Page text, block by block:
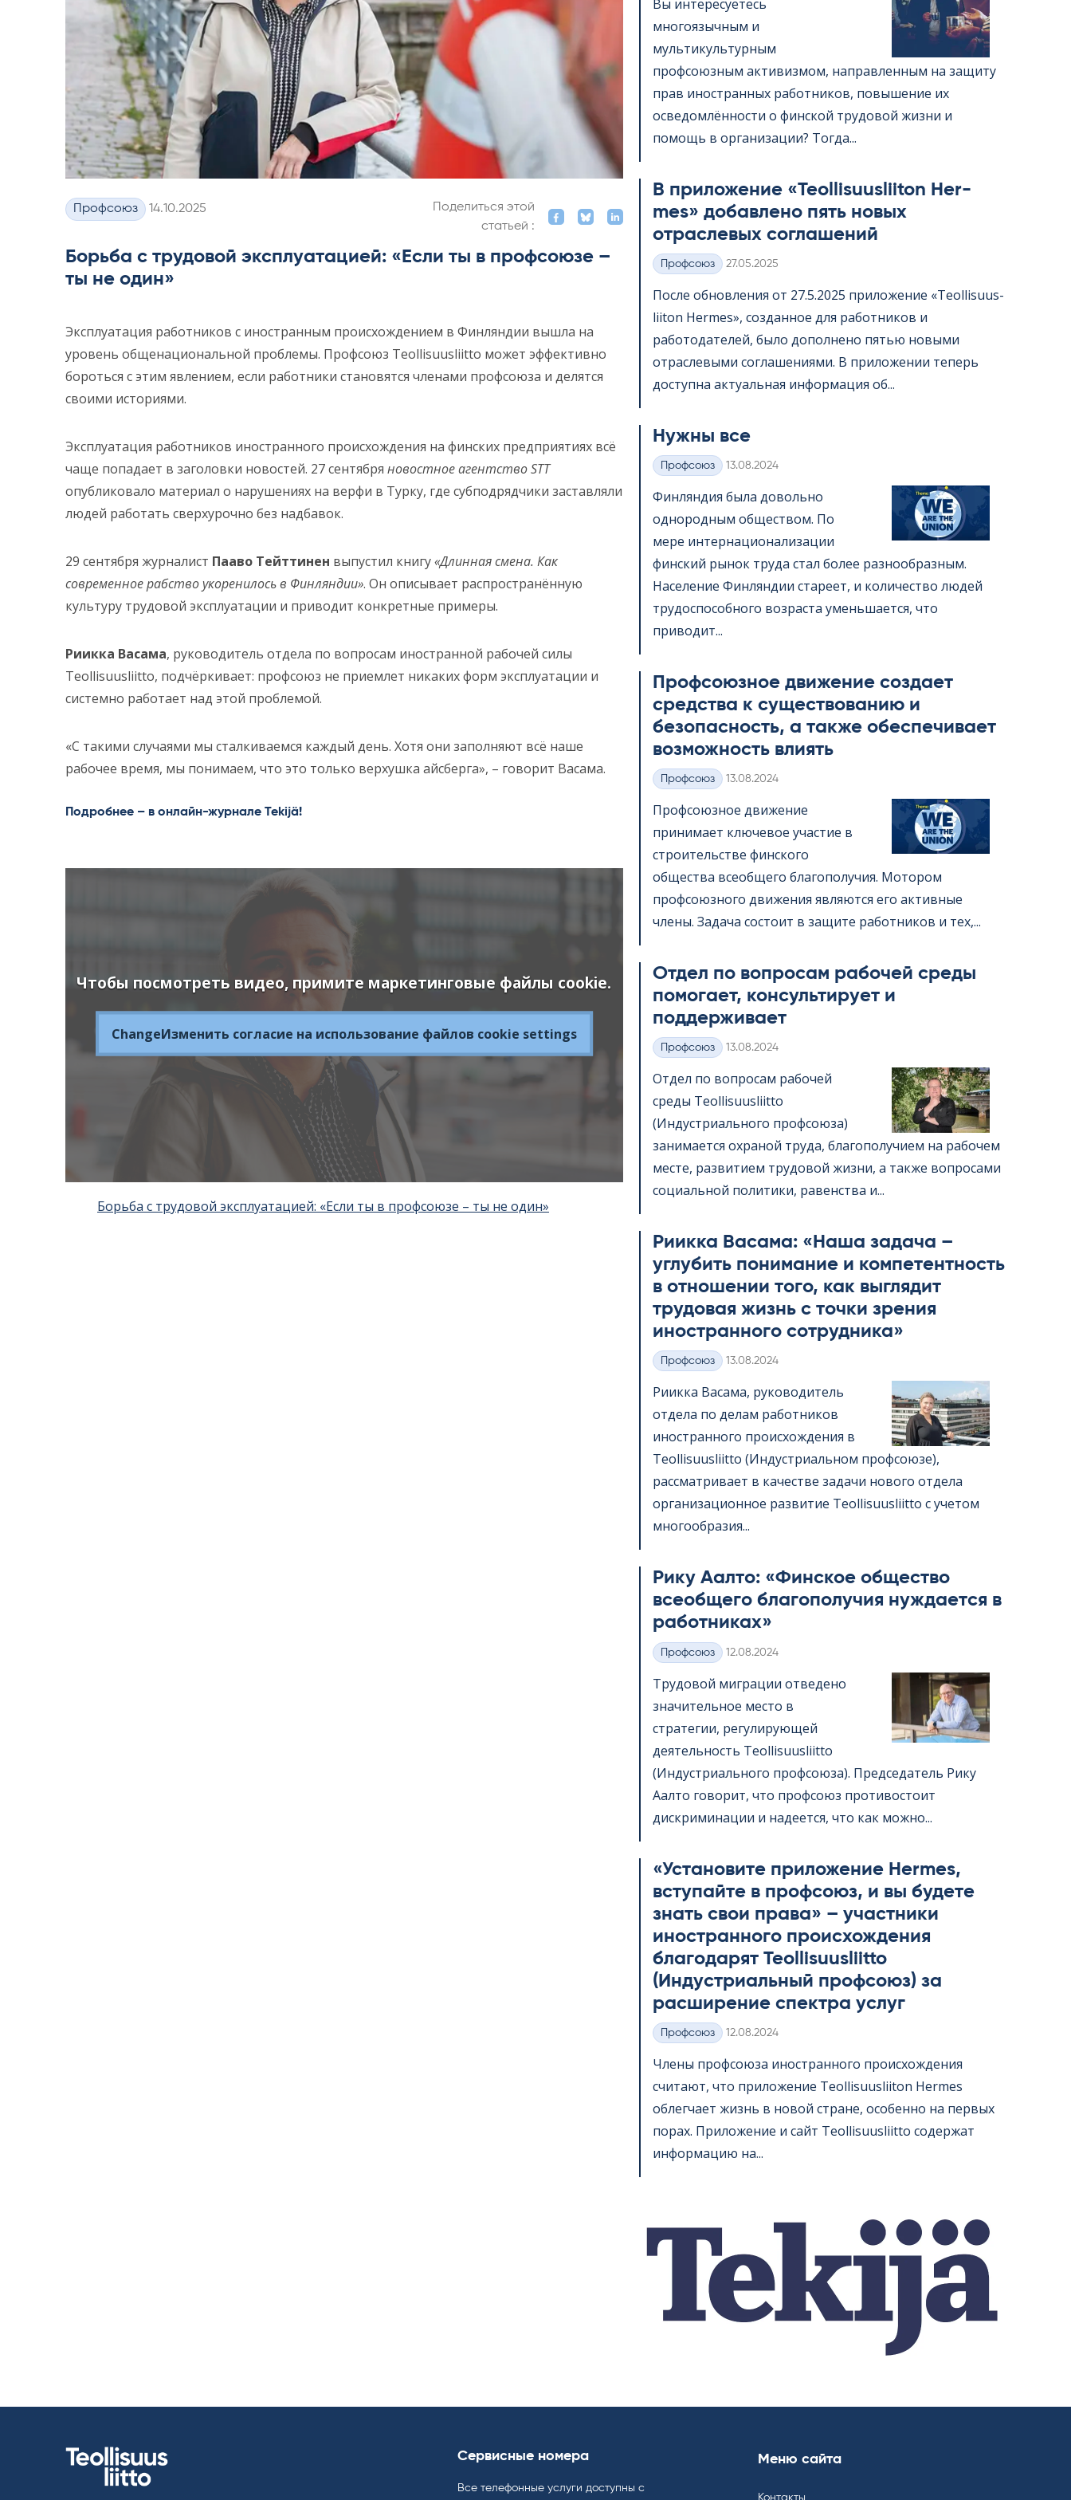
Категории
Профсоюз Kirjoitettu
14.10.2025
Поделиться этой
статьей :
Борьба с трудовой эксплуатацией: «Если ты в профсоюзе –
ты не один»
Эксплуатация работников с иностранным происхождением в Финляндии вышла на
уровень общенациональной проблемы. Профсоюз Teollisuusliitto может эффективно
бороться с этим явлением, если работники становятся членами профсоюза и делятся
своими историями.
Эксплуатация работников иностранного происхождения на финских предприятиях всё
чаще попадает в заголовки новостей. 27 сентября новостное агентство STT
опубликовало материал о нарушениях на верфи в Турку, где субподрядчики заставляли
людей работать сверхурочно без надбавок.
29 сентября журналист Пааво Тейттинен выпустил книгу«Длинная смена. Как
современное рабство укоренилось в Финляндии». Он описывает распространённую
культуру трудовой эксплуатации и приводит конкретные примеры.
Риикка Васама, руководитель отдела по вопросам иностранной рабочей силы
Teollisuusliitto, подчёркивает: профсоюз не приемлет никаких форм эксплуатации и
системно работает над этой проблемой.
«С такими случаями мы сталкиваемся каждый день. Хотя они заполняют всё наше
рабочее время, мы понимаем, что это только верхушка айсберга», – говорит Васама.
Подробнее – в онлайн-журнале Tekijä!
Чтобы посмотреть видео, примите маркетинговые файлы cookie.
ChangeИзменить согласие на использование файлов cookie settings
Борьба с трудовой эксплуатацией: «Если ты в профсоюзе – ты не один»
Вы интересуетесь
многоязычным и
мультикультурным
профсоюзным активизмом, направленным на защиту
прав иностранных работников, повышение их
осведомлённости о финской трудовой жизни и
помощь в организации? Тогда...
В приложение «Teol­li­suus­lii­ton Her­
mes» добавлено пять новых
отраслевых соглашений
Категории
Профсоюз Kirjoitettu
27.05.2025
После обновления от 27.5.2025 приложение «Teol­li­suus­
lii­ton Her­mes», созданное для работников и
работодателей, было дополнено пятью новыми
отраслевыми соглашениями. В приложении теперь
доступна актуальная информация об...
Нужны все
Категории
Профсоюз Kirjoitettu
13.08.2024
Финляндия была довольно
однородным обществом. По
мере интернационализации
финский рынок труда стал более разнообразным.
Население Финляндии стареет, и количество людей
трудоспособного возраста уменьшается, что
приводит...
Профсоюзное движение создает
средства к существованию и
безопасность, а также обеспечивает
возможность влиять
Категории
Профсоюз Kirjoitettu
13.08.2024
Профсоюзное движение
принимает ключевое участие в
строительстве финского
общества всеобщего благополучия. Мотором
профсоюзного движения являются его активные
члены. Задача состоит в защите работников и тех,...
Отдел по вопросам рабочей среды
помогает, консультирует и
поддерживает
Категории
Профсоюз Kirjoitettu
13.08.2024
Отдел по вопросам рабочей
среды Teol­li­suus­liitto
(Индустриального профсоюза)
занимается охраной труда, благополучием на рабочем
месте, развитием трудовой жизни, а также вопросами
социальной политики, равенства и...
Риикка Васама: «Наша задача –
углубить понимание и компетентность
в отношении того, как выглядит
трудовая жизнь с точки зрения
иностранного сотрудника»
Категории
Профсоюз Kirjoitettu
13.08.2024
Риикка Васама, руководитель
отдела по делам работников
иностранного происхождения в
Teol­li­suus­liitto (Индустриальном профсоюзе),
рассматривает в качестве задачи нового отдела
организационное развитие Teol­li­suus­liitto с учетом
многообразия...
Рику Аалто: «Финское общество
всеобщего благополучия нуждается в
работниках»
Категории
Профсоюз Kirjoitettu
12.08.2024
Трудовой миграции отведено
значительное место в
стратегии, регулирующей
деятельность Teol­li­suus­liitto
(Индустриального профсоюза). Председатель Рику
Аалто говорит, что профсоюз противостоит
дискриминации и надеется, что как можно...
«Установите приложение Her­mes,
вступайте в профсоюз, и вы будете
знать свои права» – участники
иностранного происхождения
благодарят Teol­li­suus­liitto
(Индустриальный профсоюз) за
расширение спектра услуг
Категории
Профсоюз Kirjoitettu
12.08.2024
Члены профсоюза иностранного происхождения
считают, что приложение Teol­li­suus­lii­ton Her­mes
облегчает жизнь в новой стране, особенно на первых
порах. Приложение и сайт Teol­li­suus­liitto содержат
информацию на...
Сервисные номера
Все телефонные услуги доступны с
Меню сайта
Контакты